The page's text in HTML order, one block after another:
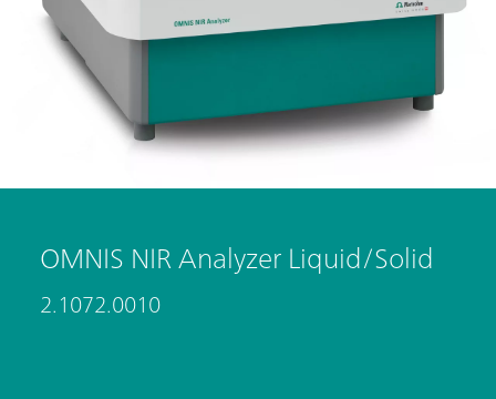
OMNIS NIR Analyzer Liquid/Solid
2.1072.0010